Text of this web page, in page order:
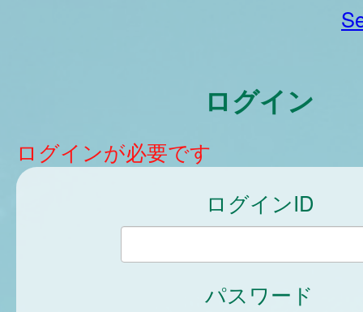
ログイン
ログインが必要です
ログインID
パスワード